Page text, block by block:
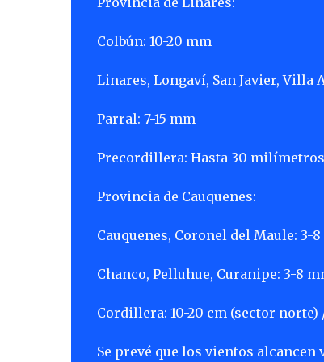
Colbún: 10-20 mm
Linares, Longaví, San Javier, Villa
Parral: 7-15 mm
Precordillera: Hasta 30 milímetros
Provincia de Cauquenes:
Cauquenes, Coronel del Maule: 3-
Chanco, Pelluhue, Curanipe: 3-8
Cordillera: 10-20 cm (sector
Se prevé que los vientos